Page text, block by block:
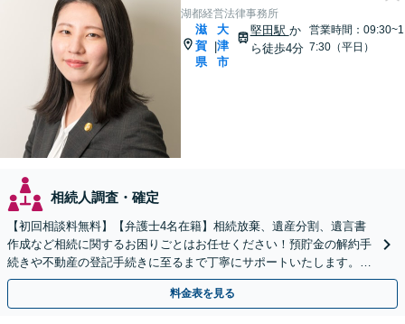
湖都経営法律事務所
滋
賀
県
|
大
津
市
堅田駅 か
ら徒歩4分
営業時間：09:30~1
7:30（平日）
相続人調査・確定
【初回相談料無料】【弁護士4名在籍】相続放棄、遺産分割、遺言書
作成など相続に関するお困りごとはお任せください！預貯金の解約手
続きや不動産の登記手続きに至るまで丁寧にサポートいたします。
【堅田駅東口徒歩4分】【無料駐車場あり】
料金表を見る